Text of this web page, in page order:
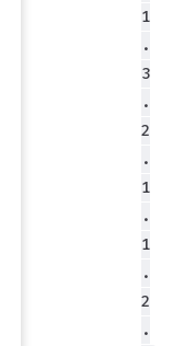
1
.
3
.
2
.
1
.
1
.
2
.